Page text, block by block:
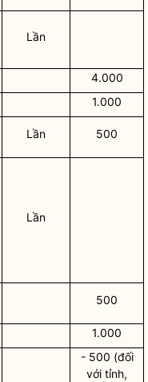
Lần
4.000
1.000
Lần 500
Lần
500
1.000
- 500 (đối
với tỉnh,